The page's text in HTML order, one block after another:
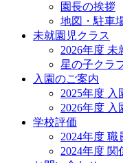
園長の挨拶
地図・駐車
未就園児クラス
2026年度 未
星の子クラ
入園のご案内
2025年度 入
2026年度 入
学校評価
2024年度 職
2024年度 関